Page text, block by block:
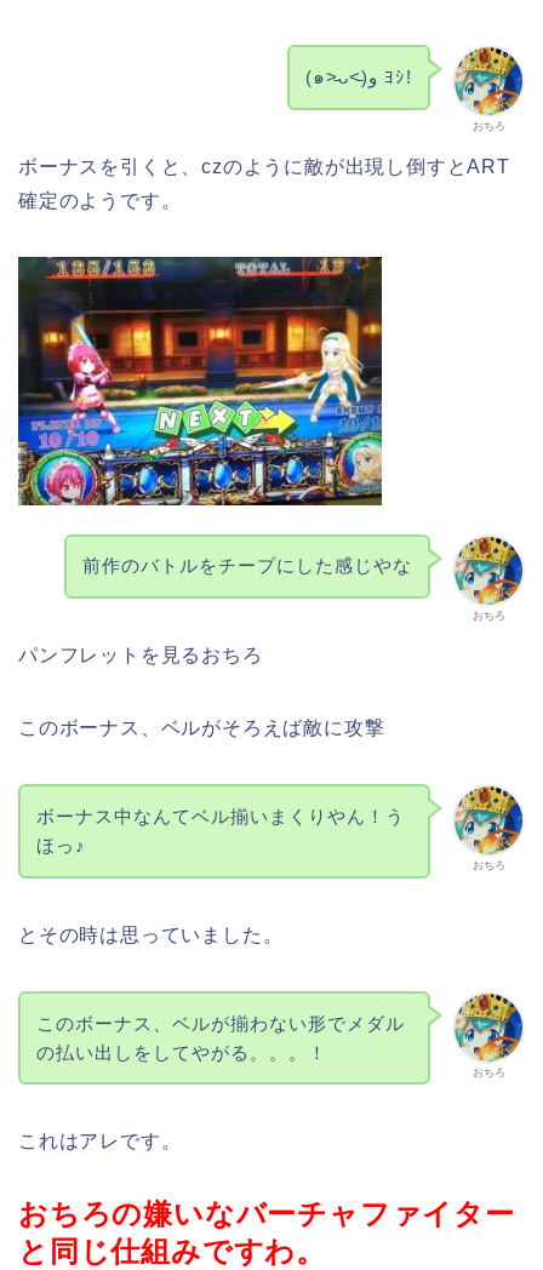
おちろ
(๑˃̵ᴗ˂̵)و ﾖｼ!
ボーナスを引くと、czのように敵が出現し倒すとART
確定のようです。
おちろ
前作のバトルをチープにした感じやな
パンフレットを見るおちろ
このボーナス、ベルがそろえば敵に攻撃
おちろ
ボーナス中なんてベル揃いまくりやん！う
ほっ♪
とその時は思っていました。
おちろ
このボーナス、ベルが揃わない形でメダル
の払い出しをしてやがる。。。！
これはアレです。
おちろの嫌いなバーチャファイター
と同じ仕組みですわ。